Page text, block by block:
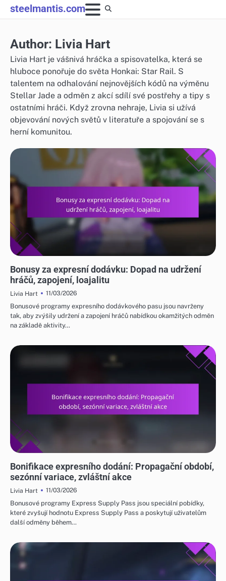
Skip
to
steelmantis.com
Author: Livia Hart
Livia Hart je vášnivá hráčka a spisovatelka, která se
hluboce ponořuje do světa Honkai: Star Rail. S
talentem na odhalování nejnovějších kódů na výměnu
Stellar Jade a odměn z akcí sdílí své postřehy a tipy s
ostatními hráči. Když zrovna nehraje, Livia si užívá
objevování nových světů v literatuře a spojování se s
herní komunitou.
Bonusy za expresní dodávku: Dopad na udržení
hráčů, zapojení, loajalitu
Livia Hart
11/03/2026
Bonusové programy expresního dodávkového pasu jsou navrženy
tak, aby zvýšily udržení a zapojení hráčů nabídkou okamžitých odměn
na základě aktivity…
Bonifikace expresního dodání: Propagační období,
sezónní variace, zvláštní akce
Livia Hart
11/03/2026
Bonusové programy Express Supply Pass jsou speciální pobídky,
které zvyšují hodnotu Express Supply Pass a poskytují uživatelům
další odměny během…